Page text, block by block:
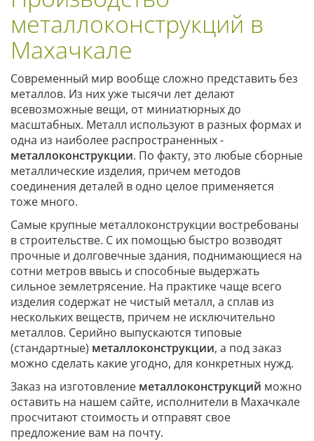
металлоконструкций в
Махачкале
Современный мир вообще сложно представить без
металлов. Из них уже тысячи лет делают
всевозможные вещи, от миниатюрных до
масштабных. Металл используют в разных формах и
одна из наиболее распространенных -
металлоконструкции. По факту, это любые сборные
металлические изделия, причем методов
соединения деталей в одно целое применяется
тоже много.
Самые крупные металлоконструкции востребованы
в строительстве. С их помощью быстро возводят
прочные и долговечные здания, поднимающиеся на
сотни метров ввысь и способные выдержать
сильное землетрясение. На практике чаще всего
изделия содержат не чистый металл, а сплав из
нескольких веществ, причем не исключительно
металлов. Серийно выпускаются типовые
(стандартные) металлоконструкции, а под заказ
можно сделать какие угодно, для конкретных нужд.
Заказ на изготовление металлоконструкций можно
оставить на нашем сайте, исполнители в Махачкале
просчитают стоимость и отправят свое
предложение вам на почту.